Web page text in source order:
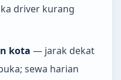
driver kurang
kota — jarak dekat
sewa harian